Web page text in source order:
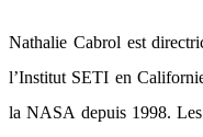
Nathalie Cabrol est
l’Institut SETI en
la NASA depuis 1998.